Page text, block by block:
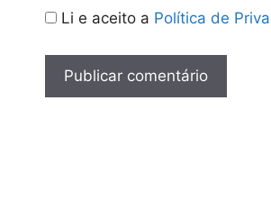
Li e aceito a Política de